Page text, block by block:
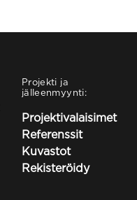
Projekti ja
jälleenmyynti:
Projektivalaisimet
Referenssit
Kuvastot
Rekisteröidy